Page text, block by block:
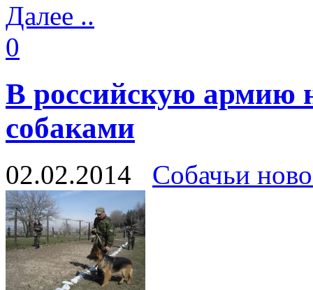
Далее ..
0
В российскую армию
собаками
02.02.2014 Собачьи